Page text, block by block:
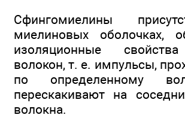
Сфингомиелины
миелиновых оболочках,
изоляционные
волокон, т. е. импульсы,
по определенному
перескакивают на
волокна.